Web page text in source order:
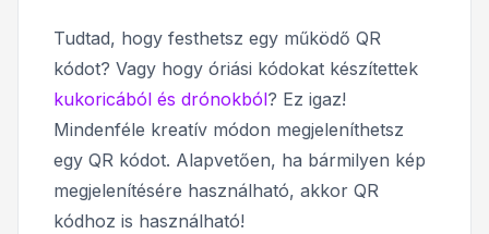
Tudtad, hogy festhetsz egy működő QR
kódot? Vagy hogy óriási kódokat készítettek
kukoricából és drónokból? Ez igaz!
Mindenféle kreatív módon megjeleníthetsz
egy QR kódot. Alapvetően, ha bármilyen kép
megjelenítésére használható, akkor QR
kódhoz is használható!